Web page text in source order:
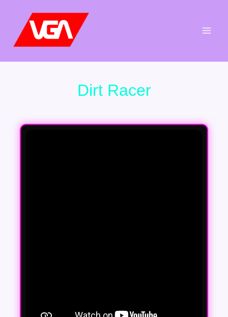
contenu
Dirt Racer